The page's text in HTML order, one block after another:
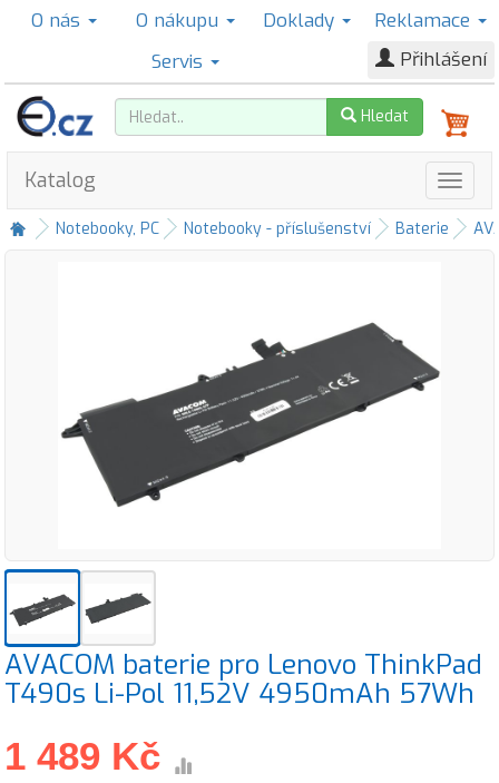
O nás O nákupu Doklady
Reklamace
Servis
Přihlášení
Hledat
Katalog
Notebooky, PC Notebooky - příslušenství Baterie
AVACOM baterie pro Lenovo ThinkPad
T490s Li-Pol 11,52V 4950mAh 57Wh
1 489 Kč